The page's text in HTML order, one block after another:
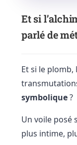
Et si
parlé de
Et si le plomb,
symbolique?
Un voile posé
plus intime,